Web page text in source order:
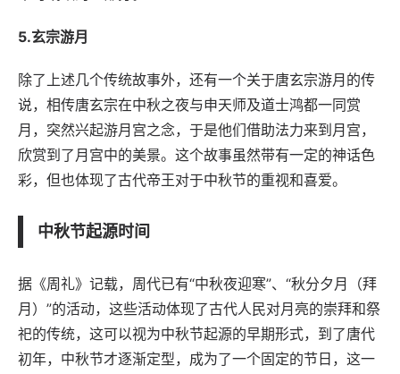
5.玄宗游月
除了上述几个传统故事外，还有一个关于唐玄宗游月的传
说，相传唐玄宗在中秋之夜与申天师及道士鸿都一同赏
月，突然兴起游月宫之念，于是他们借助法力来到月宫，
欣赏到了月宫中的美景。这个故事虽然带有一定的神话色
彩，但也体现了古代帝王对于中秋节的重视和喜爱。
中秋节起源时间
据《周礼》记载，周代已有“中秋夜迎寒”、“秋分夕月（拜
月）”的活动，这些活动体现了古代人民对月亮的崇拜和祭
祀的传统，这可以视为中秋节起源的早期形式，到了唐代
初年，中秋节才逐渐定型，成为了一个固定的节日，这一